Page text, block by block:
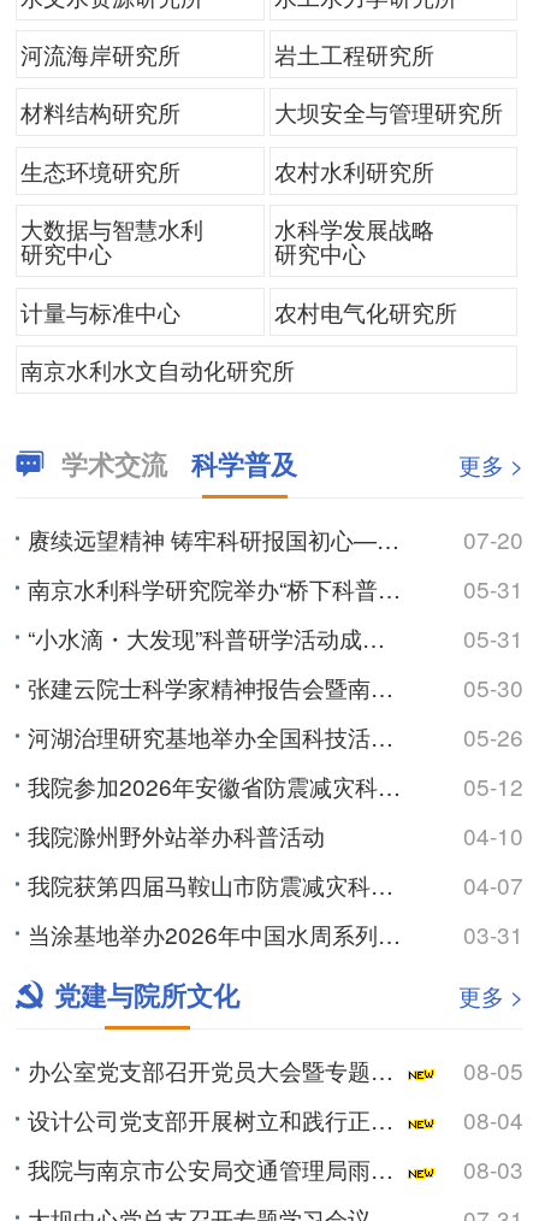
河流海岸研究所
岩土工程研究所
材料结构研究所
大坝安全与管理研究所
生态环境研究所
农村水利研究所
大数据与智慧水利
研究中心
水科学发展战略
研究中心
计量与标准中心
农村电气化研究所
南京水利水文自动化研究所
学术交流 科学普及 更多 >
赓续远望精神 铸牢科研报国初心——2026全国航海科普季专题讲座
07-20
南京水利科学研究院举办“桥下科普・亲水同行”科技活动周主题活动
05-31
“小水滴・大发现”科普研学活动成功举办
05-31
张建云院士科学家精神报告会暨南京水利科学研究院“禹水同行”科普进校园活动成功举办
05-30
河湖治理研究基地举办全国科技活动周作协专场活动
05-26
我院参加2026年安徽省防震减灾科普宣讲比赛
05-12
我院滁州野外站举办科普活动
04-10
我院获第四届马鞍山市防震减灾科普宣讲比赛一等奖
04-07
当涂基地举办2026年中国水周系列科普活动
03-31
党建与院所文化 更多 >
办公室党支部召开党员大会暨专题学习会
08-05
设计公司党支部开展树立和践行正确政绩观学习教育专题党课
08-04
我院与南京市公安局交通管理局雨花台区大队开展警民共建活动
08-03